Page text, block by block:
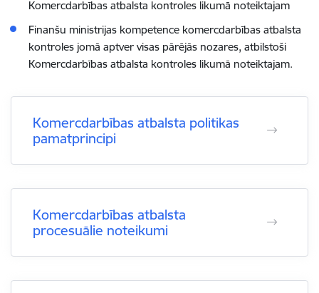
Komercdarbības atbalsta kontroles likumā noteiktajam
Finanšu ministrijas kompetence komercdarbības atbalsta
kontroles jomā aptver visas pārējās nozares, atbilstoši
Komercdarbības atbalsta kontroles likumā noteiktajam.
Komercdarbības atbalsta politikas
pamatprincipi
Komercdarbības atbalsta
procesuālie noteikumi